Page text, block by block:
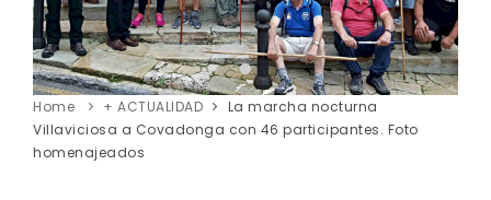
Home + ACTUALIDAD
La marcha nocturna
Villaviciosa a Covadonga con 46 participantes. Foto
homenajeados